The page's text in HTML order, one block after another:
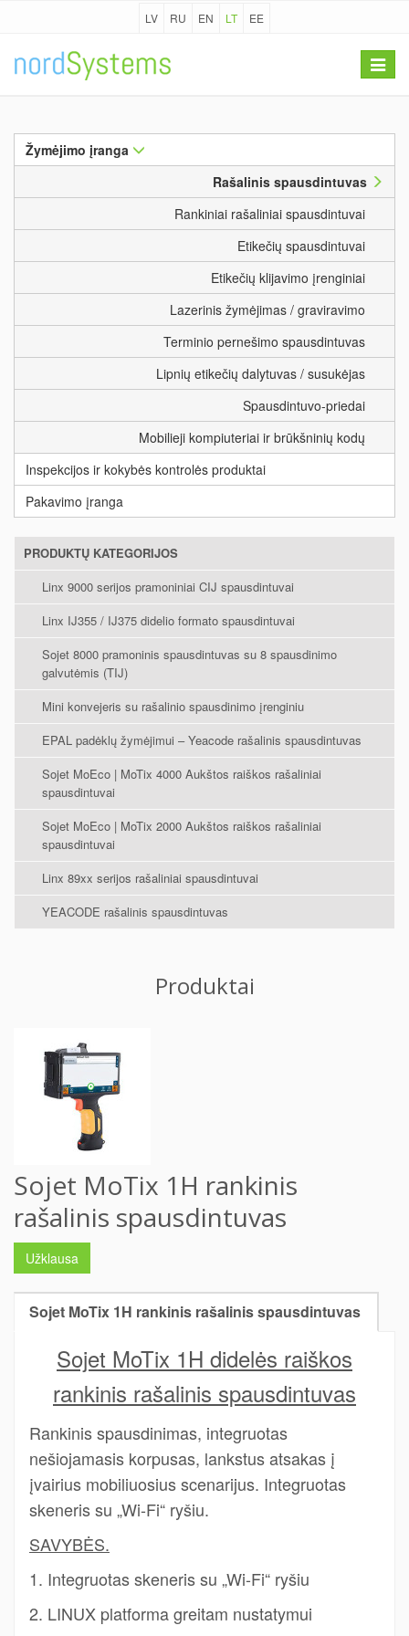
LV RU EN LT EE
Toggle
Žymėjimo įranga
Rašalinis spausdintuvas
Rankiniai rašaliniai spausdintuvai
Etikečių spausdintuvai
Etikečių klijavimo įrenginiai
Lazerinis žymėjimas / graviravimo
Terminio pernešimo spausdintuvas
Lipnių etikečių dalytuvas / susukėjas
Spausdintuvo-priedai
Mobilieji kompiuteriai ir brūkšninių kodų
Inspekcijos ir kokybės kontrolės produktai
Pakavimo įranga
PRODUKTŲ KATEGORIJOS
Linx 9000 serijos pramoniniai CIJ spausdintuvai
Linx IJ355 / IJ375 didelio formato spausdintuvai
Sojet 8000 pramoninis spausdintuvas su 8 spausdinimo
galvutėmis (TIJ)
Mini konvejeris su rašalinio spausdinimo įrenginiu
EPAL padėklų žymėjimui – Yeacode rašalinis spausdintuvas
Sojet MoEco | MoTix 4000 Aukštos raiškos rašaliniai
spausdintuvai
Sojet MoEco | MoTix 2000 Aukštos raiškos rašaliniai
spausdintuvai
Linx 89xx serijos rašaliniai spausdintuvai
YEACODE rašalinis spausdintuvas
Produktai
Sojet MoTix 1H rankinis
rašalinis spausdintuvas
Užklausa
Sojet MoTix 1H rankinis rašalinis spausdintuvas
Sojet MoTix 1H didelės raiškos
rankinis rašalinis spausdintuvas
Rankinis spausdinimas, integruotas
nešiojamasis korpusas, lankstus atsakas į
įvairius mobiliuosius scenarijus. Integruotas
skeneris su „Wi-Fi“ ryšiu.
SAVYBĖS.
1. Integruotas skeneris su „Wi-Fi“ ryšiu
2. LINUX platforma greitam nustatymui